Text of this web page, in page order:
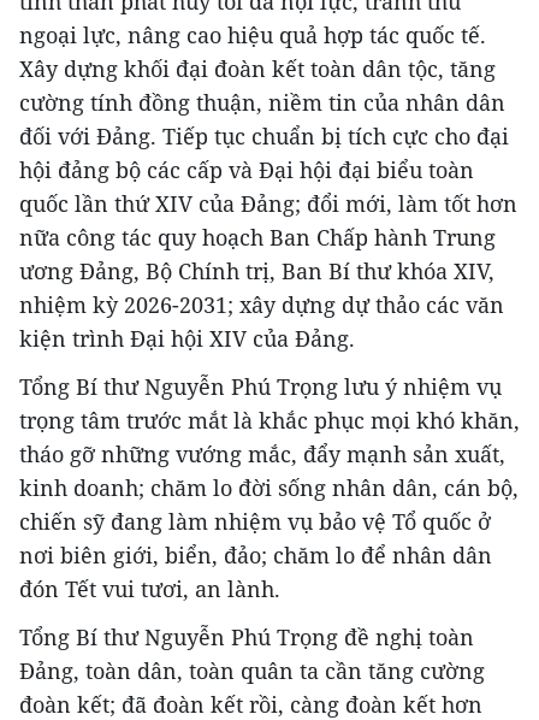
ngoại lực, nâng cao hiệu quả hợp tác quốc tế.
Xây dựng khối đại đoàn kết toàn dân tộc, tăng
cường tính đồng thuận, niềm tin của nhân dân
đối với Đảng. Tiếp tục chuẩn bị tích cực cho đại
hội đảng bộ các cấp và Đại hội đại biểu toàn
quốc lần thứ XIV của Đảng; đổi mới, làm tốt hơn
nữa công tác quy hoạch Ban Chấp hành Trung
ương Đảng, Bộ Chính trị, Ban Bí thư khóa XIV,
nhiệm kỳ 2026-2031; xây dựng dự thảo các văn
kiện trình Đại hội XIV của Đảng.
Tổng Bí thư Nguyễn Phú Trọng lưu ý nhiệm vụ
trọng tâm trước mắt là khắc phục mọi khó khăn,
tháo gỡ những vướng mắc, đẩy mạnh sản xuất,
kinh doanh; chăm lo đời sống nhân dân, cán bộ,
chiến sỹ đang làm nhiệm vụ bảo vệ Tổ quốc ở
nơi biên giới, biển, đảo; chăm lo để nhân dân
đón Tết vui tươi, an lành.
Tổng Bí thư Nguyễn Phú Trọng đề nghị toàn
Đảng, toàn dân, toàn quân ta cần tăng cường
đoàn kết; đã đoàn kết rồi, càng đoàn kết hơn